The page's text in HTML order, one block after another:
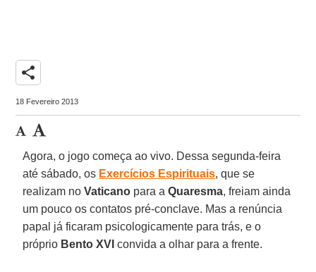
share
18 Fevereiro 2013
Agora, o jogo começa ao vivo. Dessa segunda-feira
até sábado, os Exercícios Espirituais, que se
realizam noVaticano para aQuaresma, freiam ainda
um pouco os contatos pré-conclave. Mas a renúncia
papal já ficaram psicologicamente para trás, e o
próprio Bento XVIconvida a olhar para a frente.